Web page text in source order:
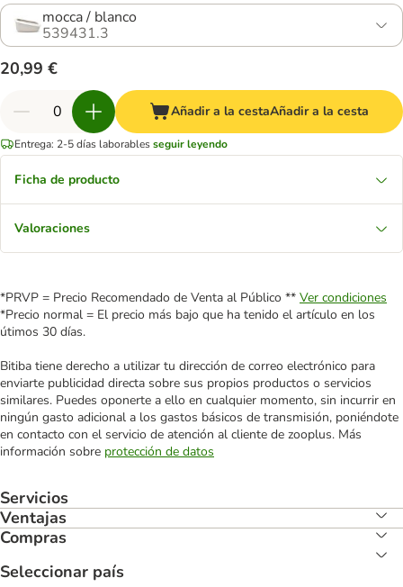
mocca / blanco
539431.3
20,99 €
Añadir a la cestaAñadir a la cesta
Entrega: 2-5 días laborablesseguir leyendo
Ficha de producto
Valoraciones
*PRVP = Precio Recomendado de Venta al Público ** Ver condiciones
*Precio normal = El precio más bajo que ha tenido el artículo en los
útimos 30 días.
Bitiba tiene derecho a utilizar tu dirección de correo electrónico para
enviarte publicidad directa sobre sus propios productos o servicios
similares. Puedes oponerte a ello en cualquier momento, sin incurrir en
ningún gasto adicional a los gastos básicos de transmisión, poniéndote
en contacto con el servicio de atención al cliente de zooplus. Más
información sobre protección de datos
Servicios
Ventajas
Compras
Seleccionar país